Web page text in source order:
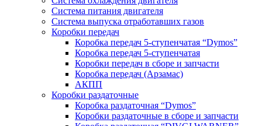
Система питания двигателя
Система выпуска отработавших газов
Коробки передач
Коробка передач 5-ступенчатая “Dymos”
Коробка передач 5-ступенчатая
Коробки передач в сборе и запчасти
Коробка передач (Арзамас)
АКПП
Коробки раздаточные
Коробка раздаточная “Dymos”
Коробки раздаточные в сборе и запчасти